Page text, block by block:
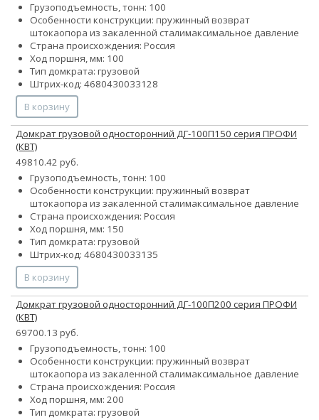
Грузоподъемность, тонн: 100
Особенности конструкции: пружинный возврат
штокаопора из закаленной сталимаксимальное давление
Страна происхождения: Россия
Ход поршня, мм: 100
Тип домкрата: грузовой
Штрих-код: 4680430033128
В корзину
Домкрат грузовой односторонний ДГ-100П150 серия ПРОФИ
(КВТ)
49810.42 руб.
Грузоподъемность, тонн: 100
Особенности конструкции: пружинный возврат
штокаопора из закаленной сталимаксимальное давление
Страна происхождения: Россия
Ход поршня, мм: 150
Тип домкрата: грузовой
Штрих-код: 4680430033135
В корзину
Домкрат грузовой односторонний ДГ-100П200 серия ПРОФИ
(КВТ)
69700.13 руб.
Грузоподъемность, тонн: 100
Особенности конструкции: пружинный возврат
штокаопора из закаленной сталимаксимальное давление
Страна происхождения: Россия
Ход поршня, мм: 200
Тип домкрата: грузовой